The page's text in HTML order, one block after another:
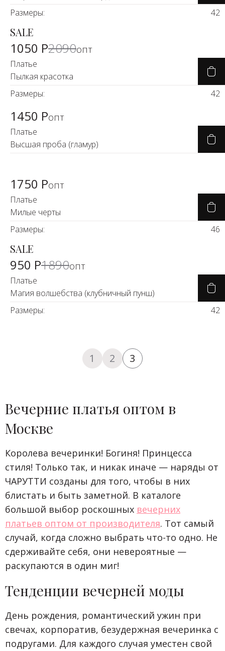
Размеры:
42
-50%
SALE
1050 Р2090опт
Платье
Пылкая красотка
Размеры:
42
1450 Ропт
Платье
Высшая проба (гламур)
1750 Ропт
Платье
Милые черты
Размеры:
46
-50%
SALE
950 Р1890опт
Платье
Магия волшебства (клубничный пунш)
Размеры:
42
1 2 3
Вечерние платья оптом в
Москве
Королева вечеринки! Богиня! Принцесса
стиля! Только так, и никак иначе — наряды от
ЧАРУТТИ созданы для того, чтобы в них
блистать и быть заметной. В каталоге
большой выбор роскошных вечерних
платьев оптом от производителя. Тот самый
случай, когда сложно выбрать что-то одно. Не
сдерживайте себя, они невероятные —
раскупаются в один миг!
Тенденции вечерней моды
День рождения, романтический ужин при
свечах, корпоратив, безудержная вечеринка с
подругами. Для каждого случая уместен свой